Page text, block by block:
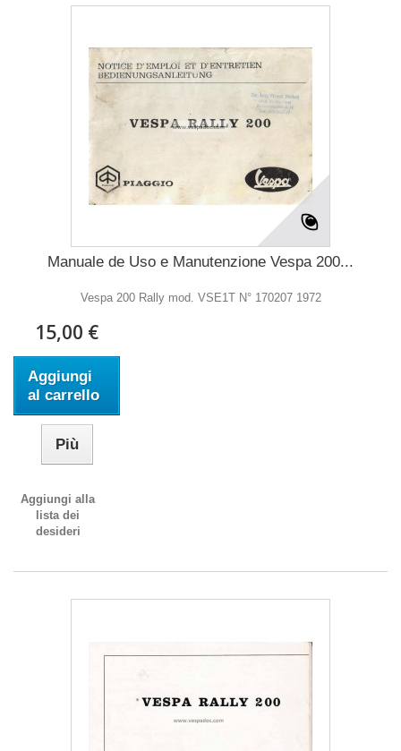
Manuale de Uso e Manutenzione Vespa 200...
Vespa 200 Rally mod. VSE1T N° 170207 1972
15,00 €
Aggiungi
al carrello
Più
Aggiungi alla
lista dei
desideri